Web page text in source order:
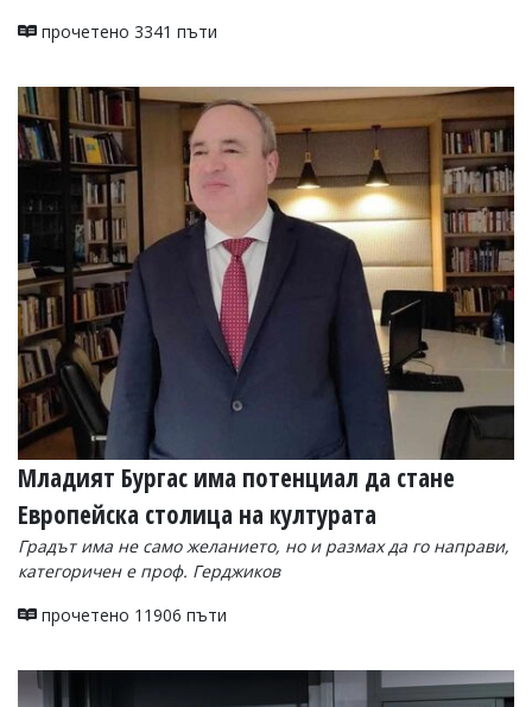
прочетено 3341 пъти
Младият Бургас има потенциал да стане
Европейска столица на културата
Градът има не само желанието, но и размах да го направи,
категоричен е проф. Герджиков
прочетено 11906 пъти